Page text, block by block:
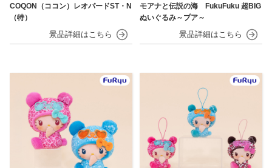
COQON（ココン）レオパードST・N
（特）
モアナと伝説の海 FukuFuku 超BIG
ぬいぐるみ～プア～